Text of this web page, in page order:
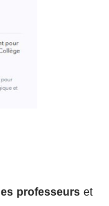
professeurs et